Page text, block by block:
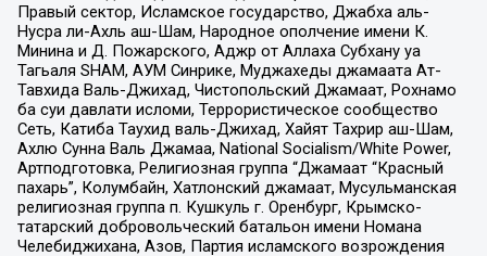
Правый сектор, Исламское государство, Джабха аль-
Нусра ли-Ахль аш-Шам, Народное ополчение имени К.
Минина и Д. Пожарского, Аджр от Аллаха Субхану уа
Тагьаля SHAM, АУМ Синрике, Муджахеды джамаата Ат-
Тавхида Валь-Джихад, Чистопольский Джамаат, Рохнамо
ба суи давлати исломи, Террористическое сообщество
Сеть, Катиба Таухид валь-Джихад, Хайят Тахрир аш-Шам,
Ахлю Сунна Валь Джамаа, National Socialism/White Power,
Артподготовка, Религиозная группа “Джамаат “Красный
пахарь”, Колумбайн, Хатлонский джамаат, Мусульманская
религиозная группа п. Кушкуль г. Оренбург, Крымско-
татарский добровольческий батальон имени Номана
Челебиджихана, Азов, Партия исламского возрождения